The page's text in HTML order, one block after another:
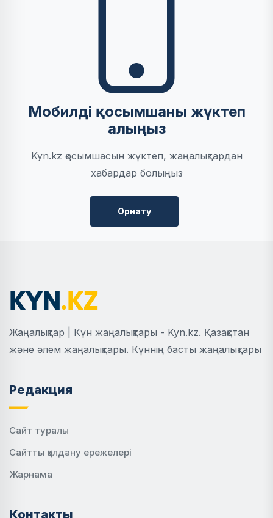
Мобилді қосымшаны жүктеп
алыңыз
Kyn.kz қосымшасын жүктеп, жаңалықтардан
хабардар болыңыз
Орнату
Жаңалықтар | Күн жаңалықтары - Kyn.kz. Қазақстан
және әлем жаңалықтары. Күннің басты жаңалықтары
Редакция
Сайт туралы
Сайтты қолдану ережелері
Жарнама
Контакты